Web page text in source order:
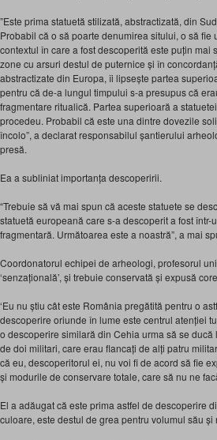
”Este prima statuetă stilizată, abstractizată, din
Probabil că o să poarte denumirea sitului, o să
contextul în care a fost descoperită este puțin
zone cu arsuri destul de puternice și în
abstractizate din Europa, îi lipsește partea
pentru că de-a lungul timpului s-a presupus că
fragmentare ritualică. Partea superioară a
procedeu. Probabil că este una dintre dovezile
încolo”, a declarat responsabilul șantierului
presă.
Ea a subliniat importanța descoperirii.
“Trebuie să vă mai spun că aceste statuete se
statuetă europeană care s-a descoperit a fost
fragmentară. Următoarea este a noastră”, a mai
Coordonatorul echipei de arheologi, profesorul
‘senzațională’, și trebuie conservată și expusă
‘Eu nu știu cât este România pregătită pentru o
descoperire oriunde în lume este centrul atenției
o descoperire similară din Cehia urma să se
de doi militari, care erau flancați de alți patru
că eu, descoperitorul ei, nu voi fi de acord să fie
și modurile de conservare totale, care să nu ne
El a adăugat că este prima astfel de descoperire
culoare, este destul de grea pentru volumul său și